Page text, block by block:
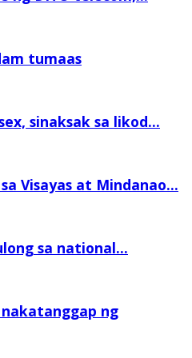
tumaas
sinaksak sa likod...
Visayas at Mindanao...
sa national...
ng